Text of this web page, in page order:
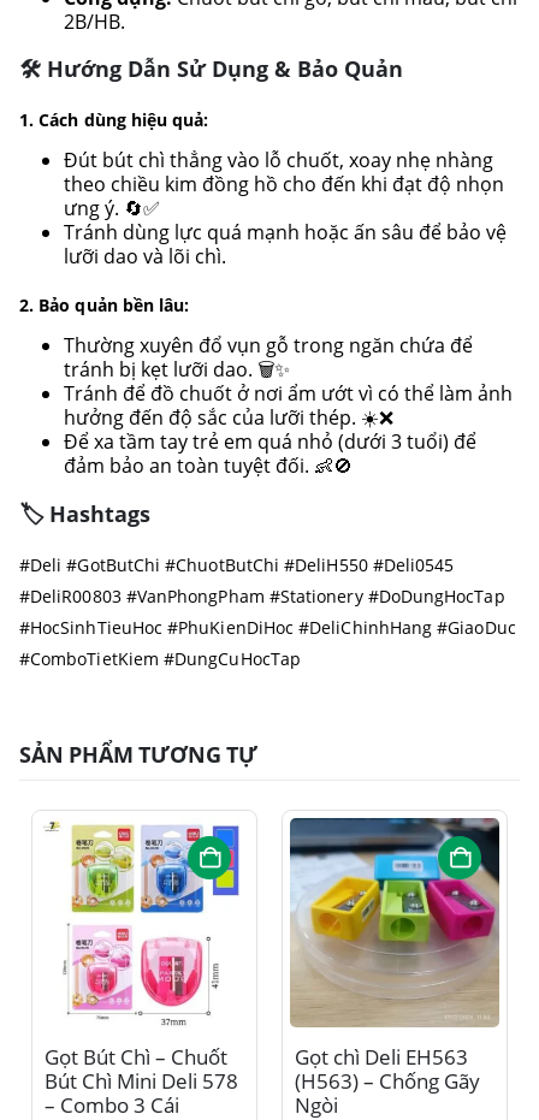
2B/HB.
🛠️ Hướng Dẫn Sử Dụng & Bảo Quản
1. Cách dùng hiệu quả:
Đút bút chì thẳng vào lỗ chuốt, xoay nhẹ nhàng
theo chiều kim đồng hồ cho đến khi đạt độ nhọn
ưng ý. 🔄✅
Tránh dùng lực quá mạnh hoặc ấn sâu để bảo vệ
lưỡi dao và lõi chì.
2. Bảo quản bền lâu:
Thường xuyên đổ vụn gỗ trong ngăn chứa để
tránh bị kẹt lưỡi dao. 🗑️✨
Tránh để đồ chuốt ở nơi ẩm ướt vì có thể làm ảnh
hưởng đến độ sắc của lưỡi thép. ☀️❌
Để xa tầm tay trẻ em quá nhỏ (dưới 3 tuổi) để
đảm bảo an toàn tuyệt đối. 👶🚫
🏷️ Hashtags
#Deli #GotButChi #ChuotButChi #DeliH550 #Deli0545
#DeliR00803 #VanPhongPham #Stationery #DoDungHocTap
#HocSinhTieuHoc #PhuKienDiHoc #DeliChinhHang #GiaoDuc
#ComboTietKiem #DungCuHocTap
SẢN PHẨM TƯƠNG TỰ
Gọt Bút Chì – Chuốt
Bút Chì Mini Deli 578
– Combo 3 Cái
Gọt chì Deli EH563
(H563) – Chống Gãy
Ngòi